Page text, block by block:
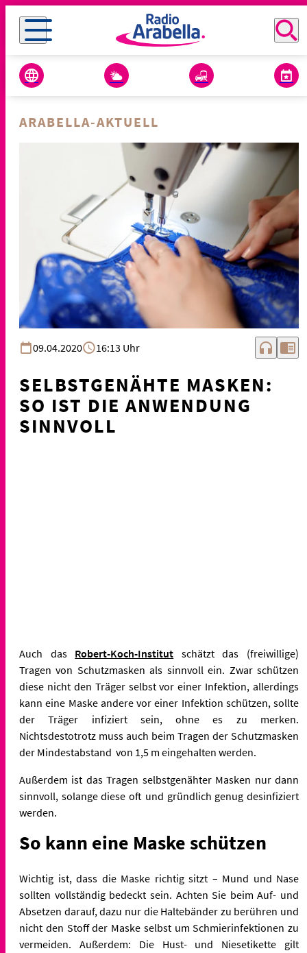
ARABELLA-AKTUELL
09.04.2020 16:13 Uhr headphones chrome_reader_mode
SELBSTGENÄHTE MASKEN:
SO IST DIE ANWENDUNG
SINNVOLL
Auch das Robert-Koch-Institut schätzt das (freiwillige)
Tragen von Schutzmasken als sinnvoll ein. Zwar schützen
diese nicht den Träger selbst vor einer Infektion, allerdings
kann eine Maske andere vor einer Infektion schützen, sollte
der Träger infiziert sein, ohne es zu merken.
Nichtsdestotrotz muss auch beim Tragen der Schutzmasken
der Mindestabstand von 1,5 m eingehalten werden.
Außerdem ist das Tragen selbstgenähter Masken nur dann
sinnvoll, solange diese oft und gründlich genug desinfiziert
werden.
So kann eine Maske schützen
Wichtig ist, dass die Maske richtig sitzt – Mund und Nase
sollten vollständig bedeckt sein. Achten Sie beim Auf- und
Absetzen darauf, dazu nur die Haltebänder zu berühren und
nicht den Stoff der Maske selbst um Schmierinfektionen zu
vermeiden. Außerdem: Die Hust- und Niesetikette gilt